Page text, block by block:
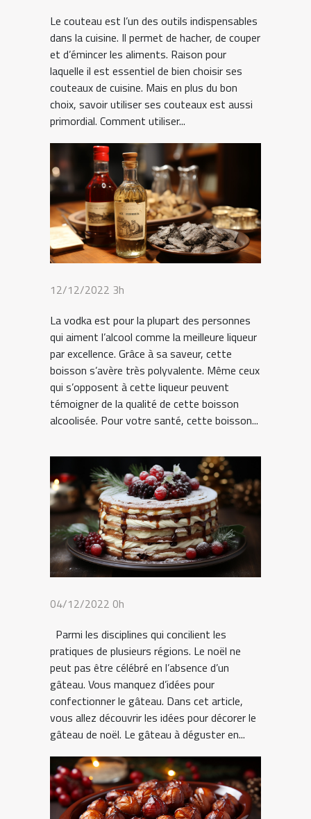
Le couteau est l’un des outils indispensables
dans la cuisine. Il permet de hacher, de couper
et d’émincer les aliments. Raison pour
laquelle il est essentiel de bien choisir ses
couteaux de cuisine. Mais en plus du bon
choix, savoir utiliser ses couteaux est aussi
primordial. Comment utiliser...
12/12/2022 3h
La vodka est pour la plupart des personnes
qui aiment l’alcool comme la meilleure liqueur
par excellence. Grâce à sa saveur, cette
boisson s’avère très polyvalente. Même ceux
qui s’opposent à cette liqueur peuvent
témoigner de la qualité de cette boisson
alcoolisée. Pour votre santé, cette boisson...
04/12/2022 0h
Parmi les disciplines qui concilient les
pratiques de plusieurs régions. Le noël ne
peut pas être célébré en l’absence d’un
gâteau. Vous manquez d’idées pour
confectionner le gâteau. Dans cet article,
vous allez découvrir les idées pour décorer le
gâteau de noël. Le gâteau à déguster en...